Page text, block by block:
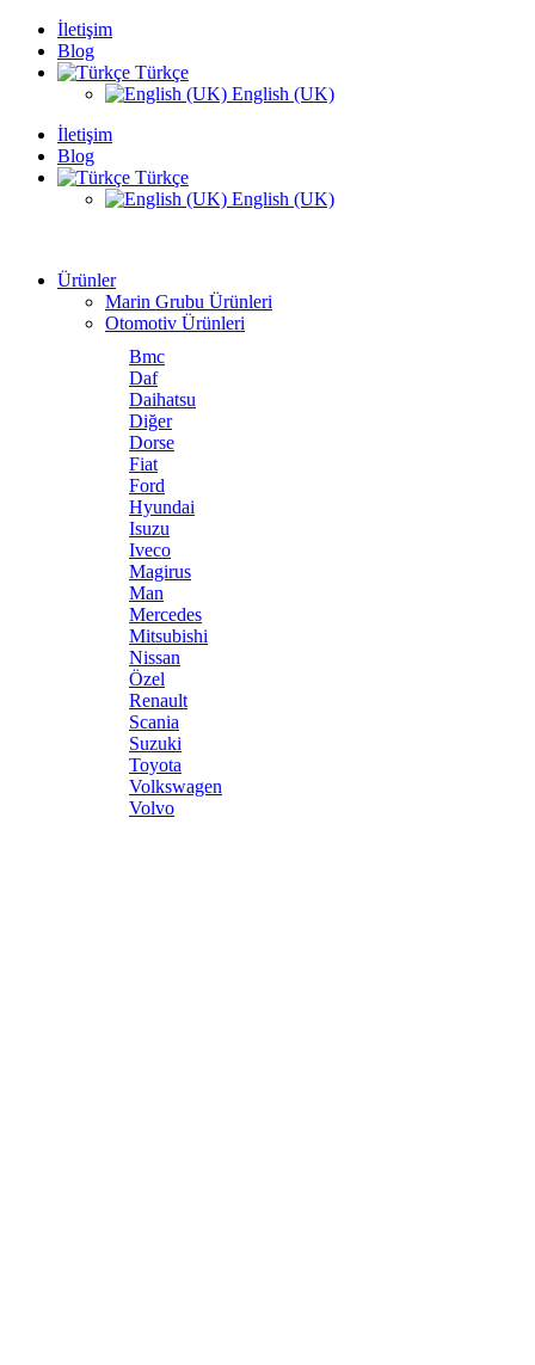
İletişim
Blog
Türkçe
English (UK)
İletişim
Blog
Türkçe
English (UK)
Ürünler
Marin Grubu Ürünleri
Otomotiv Ürünleri
Bmc
Daf
Daihatsu
Diğer
Dorse
Fiat
Ford
Hyundai
Isuzu
Iveco
Magirus
Man
Mercedes
Mitsubishi
Nissan
Özel
Renault
Scania
Suzuki
Toyota
Volkswagen
Volvo